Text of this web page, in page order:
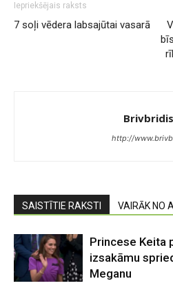
Iepriekšējais raksts
7 soļi vēdera labsajūtai vasarā
http://
SAISTĪTIE RAKSTI VAIRĀK NO
Princese Keita
izsakāmu
Meganu